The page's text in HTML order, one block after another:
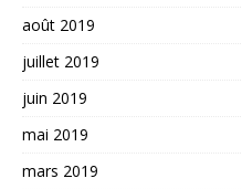
août 2019
juillet 2019
juin 2019
mai 2019
mars 2019